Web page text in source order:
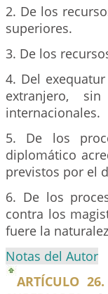
2. De los
superiores.
3. De los
4. Del
extranjero,
internacionales.
5. De los
diplomático
previstos por el
6. De los
contra los
fuere la
Notas del Autor
ARTÍCULO